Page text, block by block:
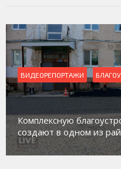
ВИДЕОРЕПОРТАЖИ
Комплексную
создают в одном из